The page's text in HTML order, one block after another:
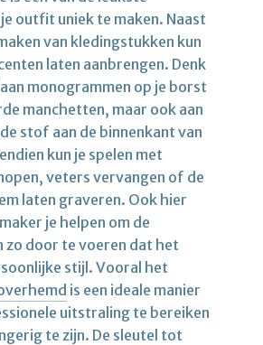
outfit uniek te maken. Naast
van kledingstukken kun
laten aanbrengen. Denk
monogrammen op je borst
manchetten, maar ook aan
stof aan de binnenkant van
kun je spelen met
veters vervangen of de
laten graveren. Ook hier
je helpen om de
zo door te voeren dat het
stijl. Vooral het
is een ideale manier
uitstraling te bereiken
te zijn. De sleutel tot